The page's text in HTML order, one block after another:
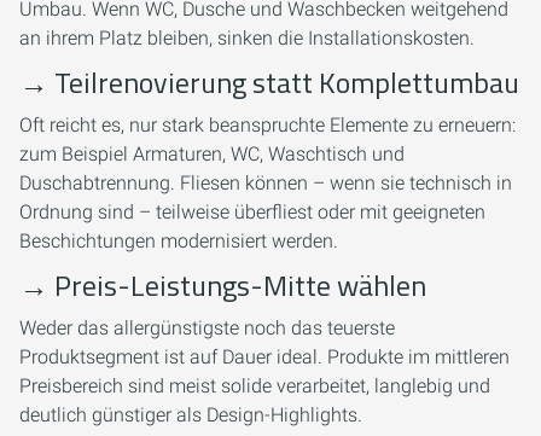
Umbau. Wenn WC, Dusche und Waschbecken weitgehend
an ihrem Platz bleiben, sinken die Installationskosten.
→ Teilrenovierung statt Komplettumbau
Oft reicht es, nur stark beanspruchte Elemente zu erneuern:
zum Beispiel Armaturen, WC, Waschtisch und
Duschabtrennung. Fliesen können – wenn sie technisch in
Ordnung sind – teilweise überfliest oder mit geeigneten
Beschichtungen modernisiert werden.
→ Preis-Leistungs-Mitte wählen
Weder das allergünstigste noch das teuerste
Produktsegment ist auf Dauer ideal. Produkte im mittleren
Preisbereich sind meist solide verarbeitet, langlebig und
deutlich günstiger als Design-Highlights.